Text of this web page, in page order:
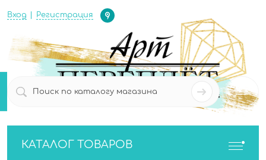
Вход Регистрация
Определение
0
КАТАЛОГ ТОВАРОВ